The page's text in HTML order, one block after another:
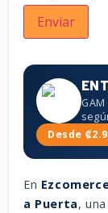
Desde
En
a Puerta,